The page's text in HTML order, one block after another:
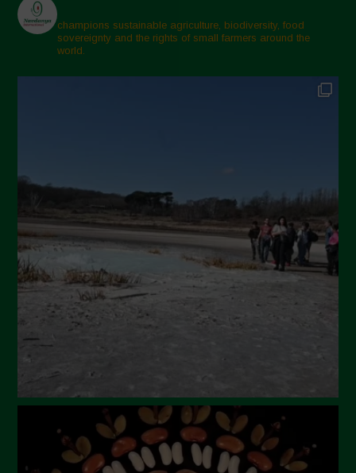
Marzo 2025
Febbraio 2025
Gennaio 2025
Settembre 2024
Luglio 2024
Maggio 2024
Aprile 2024
Marzo 2024
Febbraio 2024
Ottobre 2023
Settembre 2023
champions sustainable agriculture, biodiversity, food
sovereignty and the rights of small farmers around the
world.